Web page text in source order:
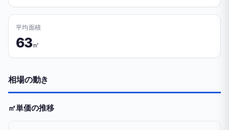
平均面積
63㎡
相場の動き
㎡単価の推移